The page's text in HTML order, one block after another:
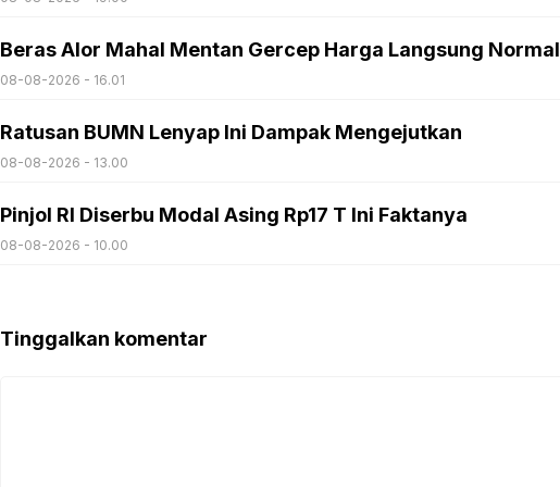
Beras Alor Mahal Mentan Gercep Harga Langsung Normal
08-08-2026 - 16.01
Ratusan BUMN Lenyap Ini Dampak Mengejutkan
08-08-2026 - 13.00
Pinjol RI Diserbu Modal Asing Rp17 T Ini Faktanya
08-08-2026 - 10.00
Tinggalkan komentar